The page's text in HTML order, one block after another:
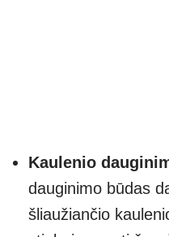
Kaulenio
dauginimo būdas
šliaužiančio